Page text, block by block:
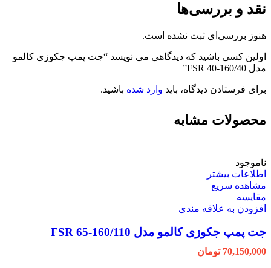
نقد و بررسی‌ها
هنوز بررسی‌ای ثبت نشده است.
اولین کسی باشید که دیدگاهی می نویسد “جت پمپ جکوزی کالمو
مدل FSR 40-160/40”
برای فرستادن دیدگاه، باید وارد شده باشید.
محصولات مشابه
ناموجود
اطلاعات بیشتر
مشاهده سریع
مقایسه
افزودن به علاقه مندی
جت پمپ جکوزی کالمو مدل FSR 65-160/110
70,150,000 تومان